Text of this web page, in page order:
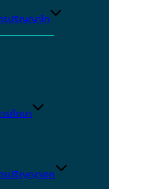
รปริญญาโท
รศึกษา
รปริญญาเอก